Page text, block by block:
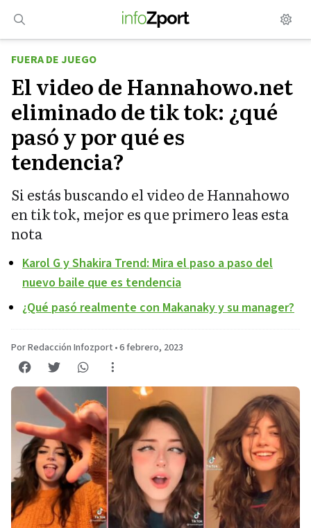
contenido
FUERA DE JUEGO
El video de Hannahowo.net
eliminado de tik tok: ¿qué
pasó y por qué es
tendencia?
Si estás buscando el video de Hannahowo
en tik tok, mejor es que primero leas esta
nota
Karol G y Shakira Trend: Mira el paso a paso del
nuevo baile que es tendencia
¿Qué pasó realmente con Makanaky y su manager?
Por Redacción Infozport •6 febrero, 2023